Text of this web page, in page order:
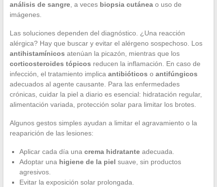
análisis de sangre, a veces biopsia cutáneao uso de
imágenes.
Las soluciones dependen del diagnóstico. ¿Una reacción
alérgica? Hay que buscar y evitar el alérgeno sospechoso. Los
antihistamínicos atenúan la picazón, mientras que los
corticosteroides tópicos reducen la inflamación. En caso de
infección, el tratamiento implica antibióticos o antifúngicos
adecuados al agente causante. Para las enfermedades
crónicas, cuidar la piel a diario es esencial: hidratación regular,
alimentación variada, protección solar para limitar los brotes.
Algunos gestos simples ayudan a limitar el agravamiento o la
reaparición de las lesiones:
Aplicar cada día una crema hidratanteadecuada.
Adoptar una higiene de la piel suave, sin productos
agresivos.
Evitar la exposición solar prolongada.